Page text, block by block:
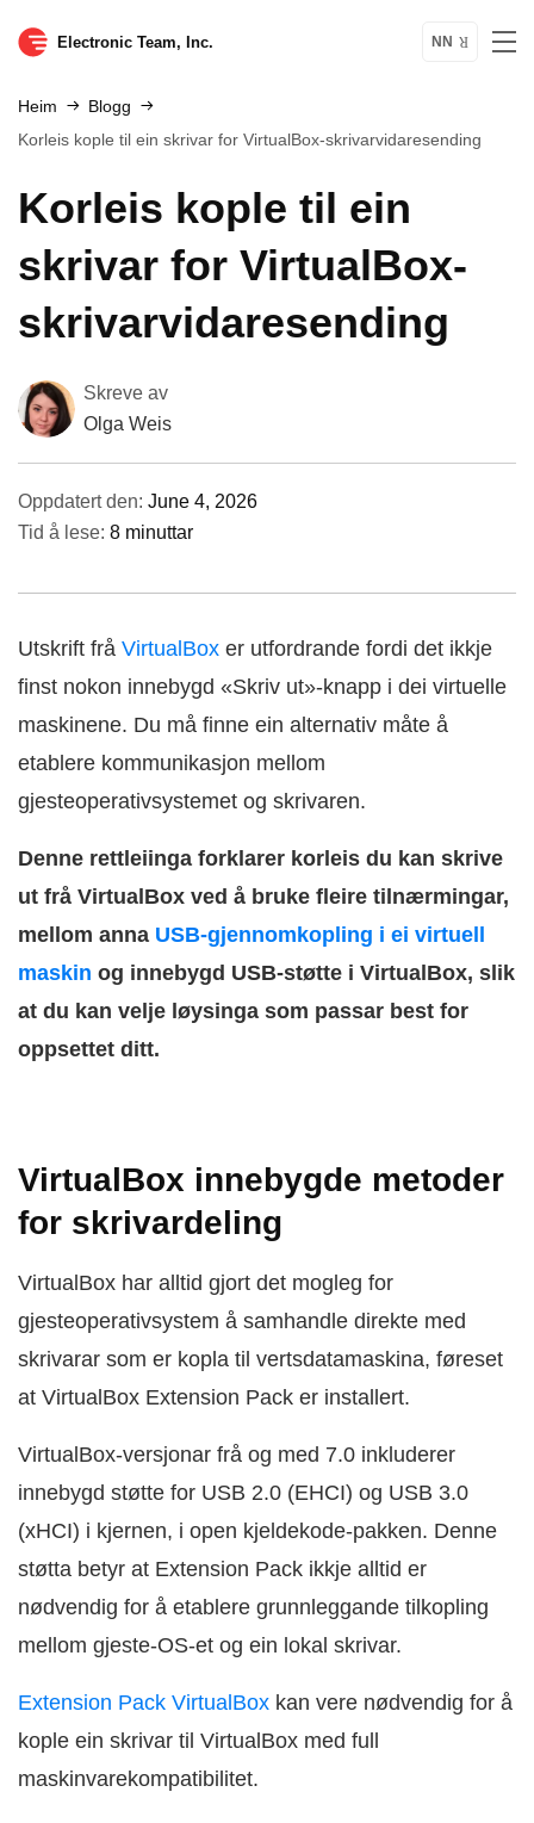
Electronic Team, Inc. NN
Heim
Blogg
Korleis kople til ein skrivar for VirtualBox-skrivarvidaresending
Korleis kople til ein
skrivar for VirtualBox-
skrivarvidaresending
Skreve av
Olga Weis
Oppdatert den: June 4, 2026
Tid å lese: 8 minuttar
Utskrift frå VirtualBox er utfordrande fordi det ikkje
finst nokon innebygd «Skriv ut»-knapp i dei virtuelle
maskinene. Du må finne ein alternativ måte å
etablere kommunikasjon mellom
gjesteoperativsystemet og skrivaren.
Denne rettleiinga forklarer korleis du kan skrive
ut frå VirtualBox ved å bruke fleire tilnærmingar,
mellom anna USB-gjennomkopling i ei virtuell
maskin og innebygd USB-støtte i VirtualBox, slik
at du kan velje løysinga som passar best for
oppsettet ditt.
VirtualBox innebygde metoder
for skrivardeling
VirtualBox har alltid gjort det mogleg for
gjesteoperativsystem å samhandle direkte med
skrivarar som er kopla til vertsdatamaskina, føreset
at VirtualBox Extension Pack er installert.
VirtualBox-versjonar frå og med 7.0 inkluderer
innebygd støtte for USB 2.0 (EHCI) og USB 3.0
(xHCI) i kjernen, i open kjeldekode-pakken. Denne
støtta betyr at Extension Pack ikkje alltid er
nødvendig for å etablere grunnleggande tilkopling
mellom gjeste-OS-et og ein lokal skrivar.
Extension Pack VirtualBox kan vere nødvendig for å
kople ein skrivar til VirtualBox med full
maskinvarekompatibilitet.